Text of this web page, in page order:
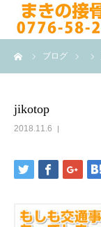
ブログ
jikotop
2018.11.6
HOME
医院案内
院長紹介